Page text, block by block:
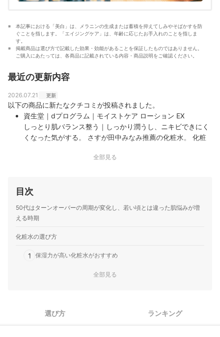
本記事における「美白」は、メラニンの生成または蓄積を抑えてしみやそばかすを防
ぐことを指します。「エイジングケア」は、年齢に応じたお手入れのことを指しま
す。
掲載商品は選び方で記載した効果・効能があることを保証したものではありません。
ご購入にあたっては、各商品に記載されている内容・商品説明をご確認ください。
最近の更新内容
2026.07.21 更新
以下の商品に新たなクチコミが投稿されました。
資生堂｜dプログラム｜モイストケア ローション EX
しっとり肌バランス整う｜しっかり潤うし、ニキビできにく
くなった気がする。 さすが田中みなみ推薦の化粧水。 化粧
額だし今後も使っていこうと思います。 しばらく色んな商品
全部見る
目次
50代はターンオーバーの周期が変化し、若い頃とは違った肌悩みが増
える時期
化粧水の選び方
1 保湿力が高い化粧水がおすすめ
健やかな肌をキープするには、整肌成分が充実している化粧水
化粧水がおすすめ
50代向け化粧水全14商品おすすめ人気ランキング
全部見る
選び方 ランキング